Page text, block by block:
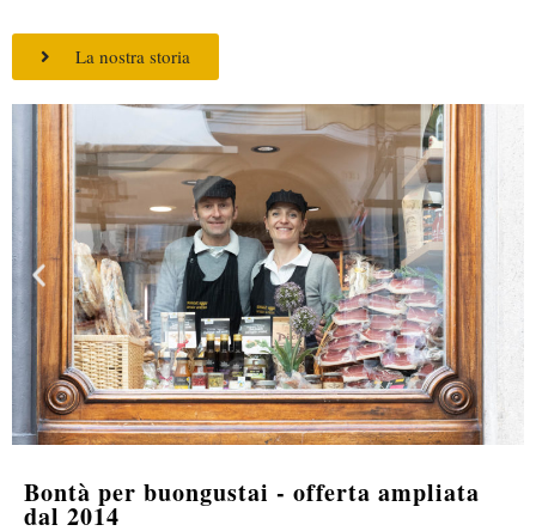
La nostra storia
Bontà per buongustai - offerta ampliata
dal 2014